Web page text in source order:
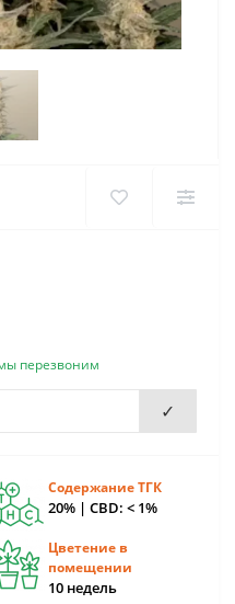
перезвоним
✓
Содержание ТГК
20% | CBD: < 1%
Цветение в
помещении
10 недель